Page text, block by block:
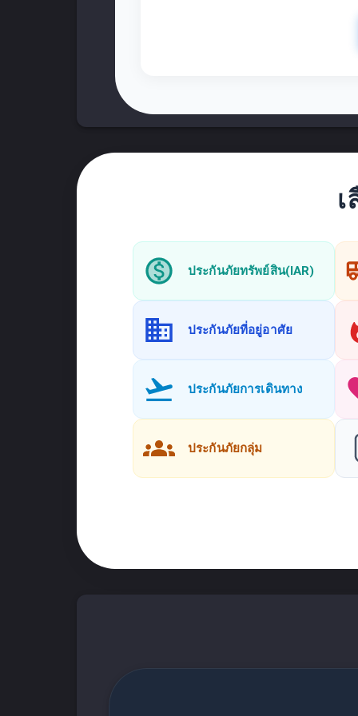
ประกันภัยทรัพย์สิน(IAR)
ประกันภัยที่อยู่อาศัย
ประกันภัยการเดินทาง
ประกันภัยกลุ่ม